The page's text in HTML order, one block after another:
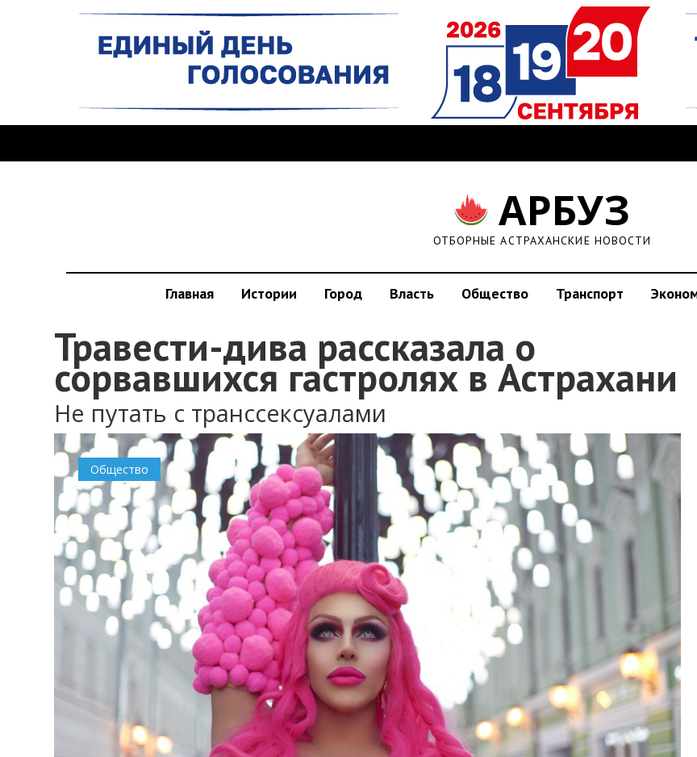
АРБУЗ
ОТБОРНЫЕ АСТРАХАНСКИЕ НОВОСТИ
Главная Истории Город Власть Общество Транспорт
Травести-дива рассказала о
сорвавшихся гастролях в Астрахани
Не путать с транссексуалами
Общество